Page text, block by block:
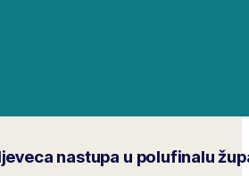
nastupa u polufinalu